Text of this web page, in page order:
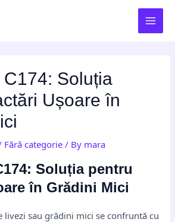
Soluția
Ușoare în
Fără categorie / By mara
Soluția pentru
în Grădini Mici
sau grădini mici se confruntă cu